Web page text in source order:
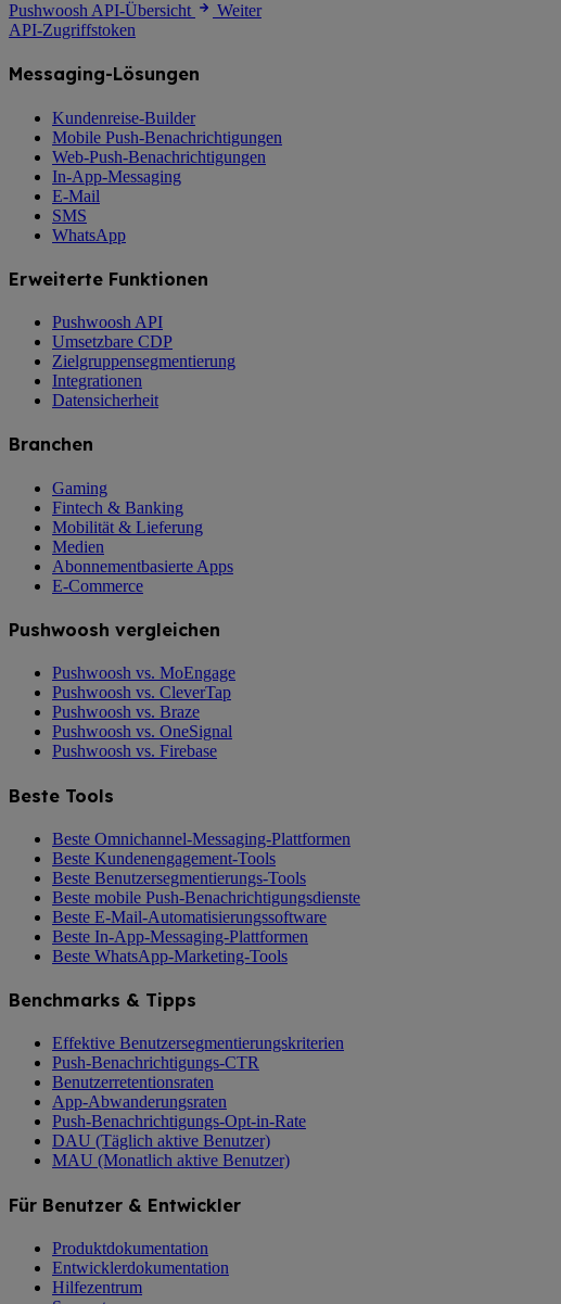
Pushwoosh API-Übersicht
Weiter
API-Zugriffstoken
Messaging-Lösungen
Kundenreise-Builder
Mobile Push-Benachrichtigungen
Web-Push-Benachrichtigungen
In-App-Messaging
E-Mail
SMS
WhatsApp
Erweiterte Funktionen
Pushwoosh API
Umsetzbare CDP
Zielgruppensegmentierung
Integrationen
Datensicherheit
Branchen
Gaming
Fintech & Banking
Mobilität & Lieferung
Medien
Abonnementbasierte Apps
E-Commerce
Pushwoosh vergleichen
Pushwoosh vs. MoEngage
Pushwoosh vs. CleverTap
Pushwoosh vs. Braze
Pushwoosh vs. OneSignal
Pushwoosh vs. Firebase
Beste Tools
Beste Omnichannel-Messaging-Plattformen
Beste Kundenengagement-Tools
Beste Benutzersegmentierungs-Tools
Beste mobile Push-Benachrichtigungsdienste
Beste E-Mail-Automatisierungssoftware
Beste In-App-Messaging-Plattformen
Beste WhatsApp-Marketing-Tools
Benchmarks & Tipps
Effektive Benutzersegmentierungskriterien
Push-Benachrichtigungs-CTR
Benutzerretentionsraten
App-Abwanderungsraten
Push-Benachrichtigungs-Opt-in-Rate
DAU (Täglich aktive Benutzer)
MAU (Monatlich aktive Benutzer)
Für Benutzer & Entwickler
Produktdokumentation
Entwicklerdokumentation
Hilfezentrum